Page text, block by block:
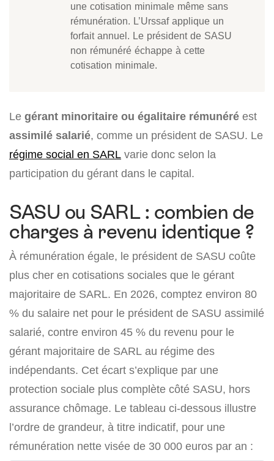
une cotisation minimale même sans
rémunération. L’Urssaf applique un
forfait annuel. Le président de SASU
non rémunéré échappe à cette
cotisation minimale.
Le gérant minoritaire ou égalitaire rémunéré est
assimilé salarié, comme un président de SASU. Le
régime social en SARL varie donc selon la
participation du gérant dans le capital.
SASU ou SARL : combien de
charges à revenu identique ?
À rémunération égale, le président de SASU coûte
plus cher en cotisations sociales que le gérant
majoritaire de SARL. En 2026, comptez environ 80
% du salaire net pour le président de SASU assimilé
salarié, contre environ 45 % du revenu pour le
gérant majoritaire de SARL au régime des
indépendants. Cet écart s’explique par une
protection sociale plus complète côté SASU, hors
assurance chômage. Le tableau ci-dessous illustre
l’ordre de grandeur, à titre indicatif, pour une
rémunération nette visée de 30 000 euros par an :